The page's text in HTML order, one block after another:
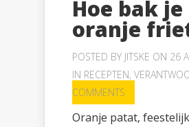
Hoe bak je
oranje
POSTED BY JITSKE ON 26
IN RECEPTEN,
COMMENTS
Oranje patat,